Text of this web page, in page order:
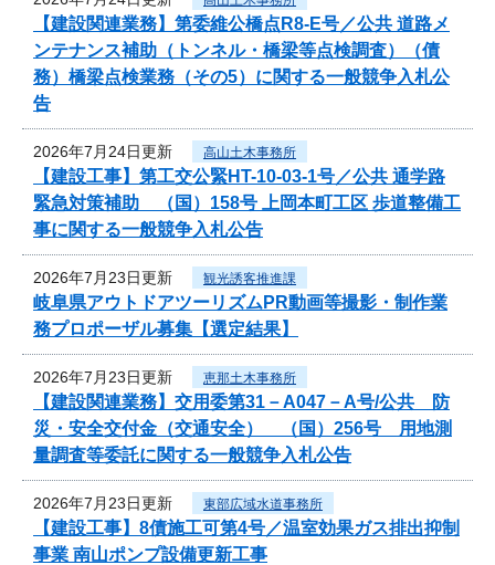
【建設関連業務】第委維公橋点R8-E号／公共 道路メ
ンテナンス補助（トンネル・橋梁等点検調査）（債
務）橋梁点検業務（その5）に関する一般競争入札公
告
2026年7月24日更新 高山土木事務所
【建設工事】第工交公緊HT-10-03-1号／公共 通学路
緊急対策補助 （国）158号 上岡本町工区 歩道整備工
事に関する一般競争入札公告
2026年7月23日更新 観光誘客推進課
岐阜県アウトドアツーリズムPR動画等撮影・制作業
務プロポーザル募集【選定結果】
2026年7月23日更新 恵那土木事務所
【建設関連業務】交用委第31－A047－A号/公共 防
災・安全交付金（交通安全） （国）256号 用地測
量調査等委託に関する一般競争入札公告
2026年7月23日更新 東部広域水道事務所
【建設工事】8債施工可第4号／温室効果ガス排出抑制
事業 南山ポンプ設備更新工事